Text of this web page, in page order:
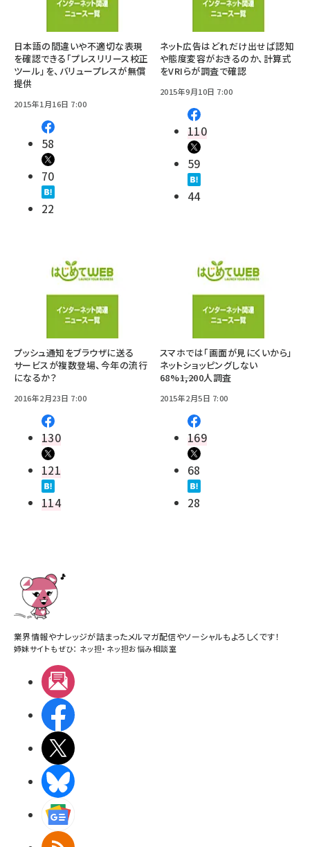
日本語の間違いや不適切な表現
を確認できる「プレスリリース校正
ツール」を、バリュープレスが無償
提供
2015年1月16日 7:00
58
70
22
ネット広告はどれだけ出せば認知
や態度変容がおきるのか、計算式
をVRIらが調査で確認
2015年9月10日 7:00
110
59
44
プッシュ通知をブラウザに送る
サービスが複数登場、今年の流行
になるか？
2016年2月23日 7:00
130
121
114
スマホでは「画面が見にくいから」
ネットショッピングしない
68%――1,200人調査
2015年2月5日 7:00
169
68
28
業界情報やナレッジが詰まったメルマガ配信やソーシャルもよろしくです！
姉妹サイトもぜひ： ネッ担・ ネッ担お悩み相談室